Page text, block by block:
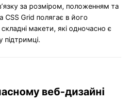
за розміром, положенням та
Grid полягає в його
макети, які одночасно є
підтримці.
веб-дизайні